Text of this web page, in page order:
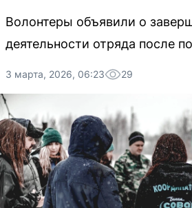
Волонтеры объявили о
деятельности отряда после
3 марта, 2026, 06:23 29